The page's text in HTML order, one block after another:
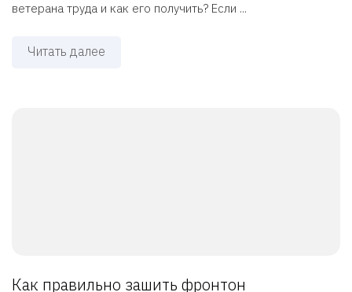
ветерана труда и как его получить? Если ...
Читать далее
Как правильно зашить фронтон